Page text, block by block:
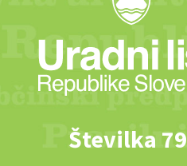
Številka 79